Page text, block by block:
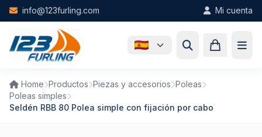
Skip to main content
info@123furling.com Mi cuenta
Home Productos Piezas y accesorios Poleas
Poleas simples
Seldén RBB 80 Polea simple con fijación por cabo